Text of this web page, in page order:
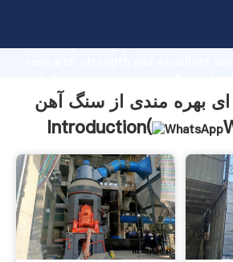
Grasping strong production
value and bring values to all of
ای بهره مندی از سنگ آهن
Introduction(